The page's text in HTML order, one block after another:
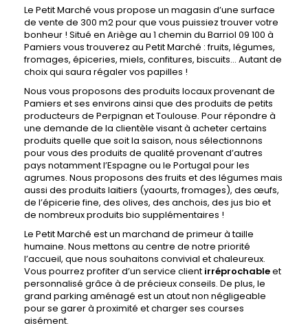
Le Petit Marché vous propose un magasin d’une surface
de vente de 300 m2 pour que vous puissiez trouver votre
bonheur ! Situé en Ariège au 1 chemin du Barriol 09 100 à
Pamiers vous trouverez au Petit Marché : fruits, légumes,
fromages, épiceries, miels, confitures, biscuits… Autant de
choix qui saura régaler vos papilles !
Nous vous proposons des produits locaux provenant de
Pamiers et ses environs ainsi que des produits de petits
producteurs de Perpignan et Toulouse. Pour répondre à
une demande de la clientèle visant à acheter certains
produits quelle que soit la saison, nous sélectionnons
pour vous des produits de qualité provenant d’autres
pays notamment l’Espagne ou le Portugal pour les
agrumes. Nous proposons des fruits et des légumes mais
aussi des produits laitiers (yaourts, fromages), des œufs,
de l’épicerie fine, des olives, des anchois, des jus bio et
de nombreux produits bio supplémentaires !
Le Petit Marché est un marchand de primeur à taille
humaine. Nous mettons au centre de notre priorité
l’accueil, que nous souhaitons convivial et chaleureux.
Vous pourrez profiter d’un service client irréprochableet
personnalisé grâce à de précieux conseils. De plus, le
grand parking aménagé est un atout non négligeable
pour se garer à proximité et charger ses courses
aisément.